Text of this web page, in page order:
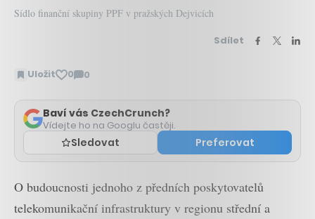
Sídlo finanční skupiny PPF v pražských Dejvicích
Sdílet
Uložit 0 0
Zobrazit
Baví vás CzechCrunch?
Vídejte ho na Googlu častěji.
Sledovat Preferovat
O budoucnosti jednoho z předních poskytovatelů
telekomunikační infrastruktury v regionu střední a